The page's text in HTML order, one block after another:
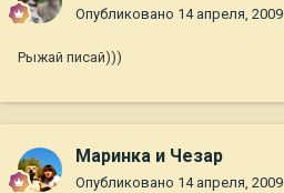
Опубликовано 14 апреля, 2009
Рыжай писай)))
Маринка и Чезар
Опубликовано 14 апреля, 2009